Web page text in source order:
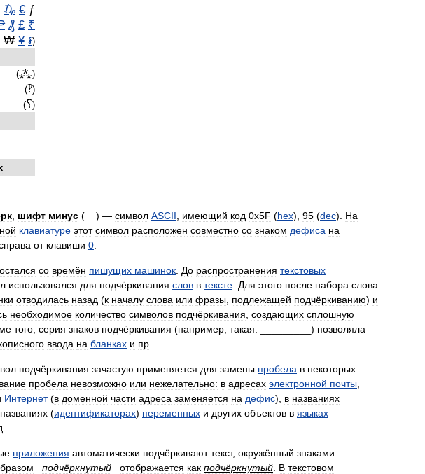
₯ € ƒ
₰ £ ₹
₩ ¥ ៛)
(⁂)
(‽)
(؟)
шифт минус ( _ ) — символ ASCII имеющий код 0x5F (hex), 95 (dec). На
клавиатуре этот символ расположен совместно со знаком дефиса на
от клавиши 0
остался со времён пишущих машинок До распространения текcтовых
использовался для подчёркивания слов в тексте Для этого после набора слова
отводилась назад (к началу слова или фразы подлежащей подчёркиванию) и
необходимое количество символов подчёркивания создающих сплошную
того серия знаков подчёркивания (например такая: _________) позволяла
ввода на бланках и пр
подчёркивания зачастую применяется для замены пробела в некоторых
пробела невозможно или нежелательно: в адресах электронной почты
Интернет(в доменной части адреса заменяется на дефис), в названиях
названиях (идентификаторах) переменных и других объектов в языках
приложения автоматически подчёркивают текст, окружённый знаками
подчёркнутый отображается как подчёркнутый В текстовом